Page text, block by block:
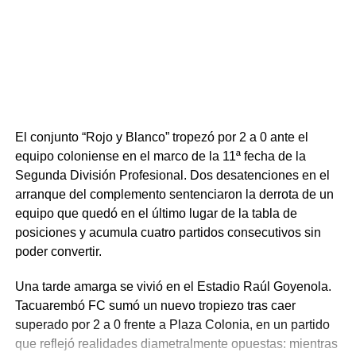
El conjunto “Rojo y Blanco” tropezó por 2 a 0 ante el
equipo coloniense en el marco de la 11ª fecha de la
Segunda División Profesional. Dos desatenciones en el
arranque del complemento sentenciaron la derrota de un
equipo que quedó en el último lugar de la tabla de
posiciones y acumula cuatro partidos consecutivos sin
poder convertir.
Una tarde amarga se vivió en el Estadio Raúl Goyenola.
Tacuarembó FC sumó un nuevo tropiezo tras caer
superado por 2 a 0 frente a Plaza Colonia, en un partido
que reflejó realidades diametralmente opuestas: mientras